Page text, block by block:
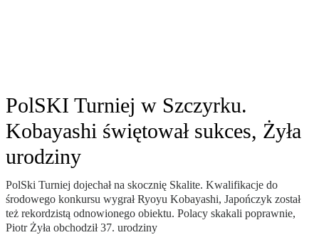
PolSKI Turniej w Szczyrku.
Kobayashi świętował sukces, Żyła
urodziny
PolSki Turniej dojechał na skocznię Skalite. Kwalifikacje do
środowego konkursu wygrał Ryoyu Kobayashi, Japończyk został
też rekordzistą odnowionego obiektu. Polacy skakali poprawnie,
Piotr Żyła obchodził 37. urodziny